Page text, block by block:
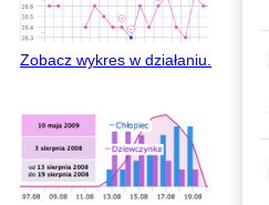
Zobacz wykres w działaniu.